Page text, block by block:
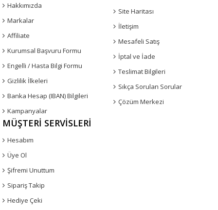
Hakkımızda
Markalar
Affiliate
Kurumsal Başvuru Formu
Engelli / Hasta Bilgi Formu
Gizlilik İlkeleri
Banka Hesap (IBAN) Bilgileri
Kampanyalar
Site Haritası
İletişim
Mesafeli Satış
İptal ve İade
Teslimat Bilgileri
Sıkça Sorulan Sorular
Çözüm Merkezi
MÜŞTERI SERVISLERI
Hesabım
Üye Ol
Şifremi Unuttum
Sipariş Takip
Hediye Çeki